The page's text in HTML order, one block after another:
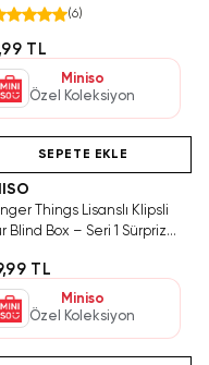
Yumuşak Doku 20 Cm
(6)
TL
Miniso
Özel Koleksiyon
SEPETE EKLE
Things Lisanslı Klipsli
Blind Box – Seri 1 Sürpriz
TL
Miniso
Özel Koleksiyon